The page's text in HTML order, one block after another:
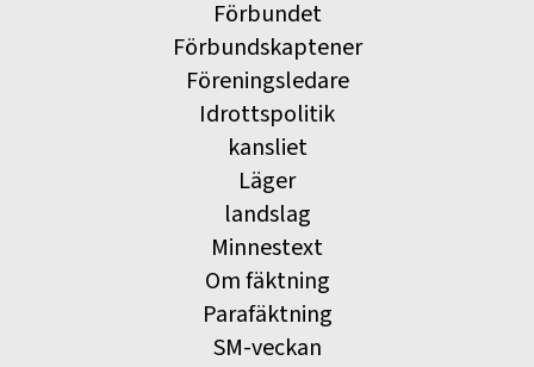
Förbundet
Förbundskaptener
Föreningsledare
Idrottspolitik
kansliet
Läger
landslag
Minnestext
Om fäktning
Parafäktning
SM-veckan